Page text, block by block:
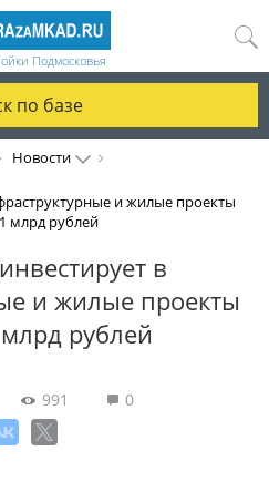
Подмосковья
по базе
Новости
и жилые проекты
млрд рублей
в
и жилые проекты
рублей
991 0